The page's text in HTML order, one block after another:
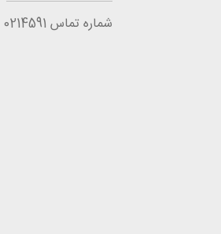
شماره تماس 0214591 داخلی 1478